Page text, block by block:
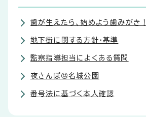
歯が生えたら、始めよう歯みがき！
地下街に関する方針・基準
監察指導担当によくある質問
夜さんぽ＠名城公園
番号法に基づく本人確認